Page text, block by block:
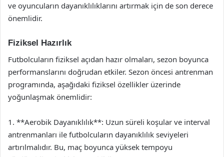
ve oyuncuların dayanıklılıklarını artırmak için de son derece
önemlidir.
Fiziksel Hazırlık
Futbolcuların fiziksel açıdan hazır olmaları, sezon boyunca
performanslarını doğrudan etkiler. Sezon öncesi antrenman
programında, aşağıdaki fiziksel özellikler üzerinde
yoğunlaşmak önemlidir:
1. **Aerobik Dayanıklılık**: Uzun süreli koşular ve interval
antrenmanları ile futbolcuların dayanıklılık seviyeleri
artırılmalıdır. Bu, maç boyunca yüksek tempoyu